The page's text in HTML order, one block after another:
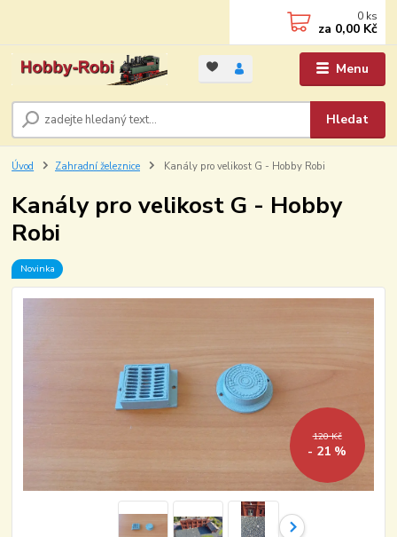
Menu
Hledat
0 ks
za 0,00 Kč
Úvod Zahradní železnice Kanály pro velikost G - Hobby Robi
Kanály pro velikost G - Hobby
Robi
Novinka
120 Kč
- 21 %